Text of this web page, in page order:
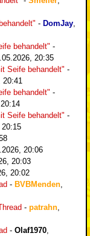
- DomJay
behandelt" -
20:35
Seife behandelt" -
behandelt" -
Seife behandelt" -
20:06
20:03
20:02
- BVBMenden
- patrahn
- Olaf1970